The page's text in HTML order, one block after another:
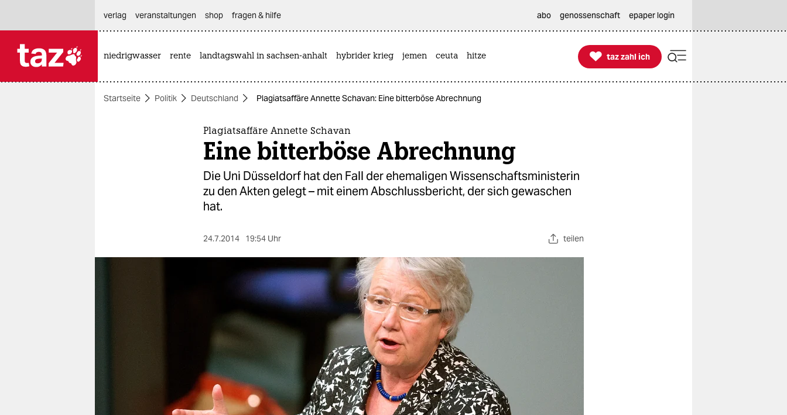
themen
verlag
veranstaltungen shop fragen & hilfe abo genossenschaft epaper login
niedrigwasser rente landtagswahl in sachsen-anhalt hybrider krieg jemen ceuta hitze 
taz zahl ich
taz zahl ich
Startseite Politik Deutschland Plagiatsaffäre Annette Schavan: Eine bitterböse Abrechnung
Plagiatsaffäre Annette Schavan
Eine bitterböse Abrechnung
Die Uni Düsseldorf hat den Fall der ehemaligen Wissenschaftsministerin
zu den Akten gelegt – mit einem Abschlussbericht, der sich gewaschen
hat.
24.7.2014 19:54 Uhr teilen